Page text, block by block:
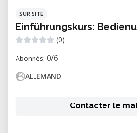
SUR SITE
Einführungskurs:
(0)
Abonnés: 0/6
ALLEMAND
Contacter le